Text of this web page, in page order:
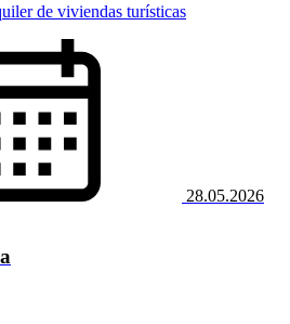
de viviendas turísticas
28.05.2026